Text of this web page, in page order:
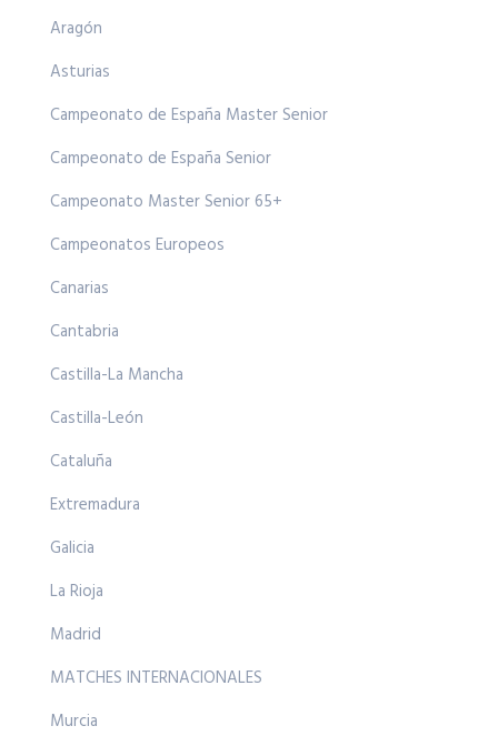
Aragón
Asturias
Campeonato de España Master Senior
Campeonato de España Senior
Campeonato Master Senior 65+
Campeonatos Europeos
Canarias
Cantabria
Castilla-La Mancha
Castilla-León
Cataluña
Extremadura
Galicia
La Rioja
Madrid
MATCHES INTERNACIONALES
Murcia